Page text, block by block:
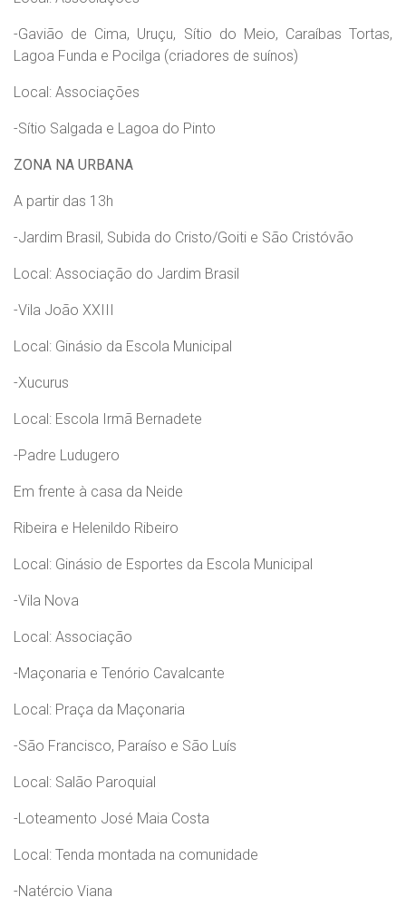
-Gavião de Cima, Uruçu, Sítio do Meio, Caraíbas Tortas,
Lagoa Funda e Pocilga (criadores de suínos)
Local: Associações
-Sítio Salgada e Lagoa do Pinto
ZONA NA URBANA
A partir das 13h
-Jardim Brasil, Subida do Cristo/Goiti e São Cristóvão
Local: Associação do Jardim Brasil
-Vila João XXIII
Local: Ginásio da Escola Municipal
-Xucurus
Local: Escola Irmã Bernadete
-Padre Ludugero
Em frente à casa da Neide
Ribeira e Helenildo Ribeiro
Local: Ginásio de Esportes da Escola Municipal
-Vila Nova
Local: Associação
-Maçonaria e Tenório Cavalcante
Local: Praça da Maçonaria
-São Francisco, Paraíso e São Luís
Local: Salão Paroquial
-Loteamento José Maia Costa
Local: Tenda montada na comunidade
-Natércio Viana